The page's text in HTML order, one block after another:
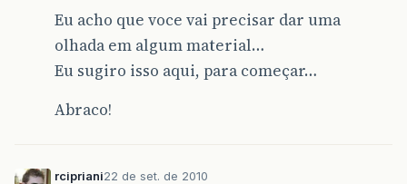
Eu acho que voce vai precisar dar uma
olhada em algum material…
Eu sugiro isso aqui, para começar…
Abraco!
rcipriani22 de set. de 2010